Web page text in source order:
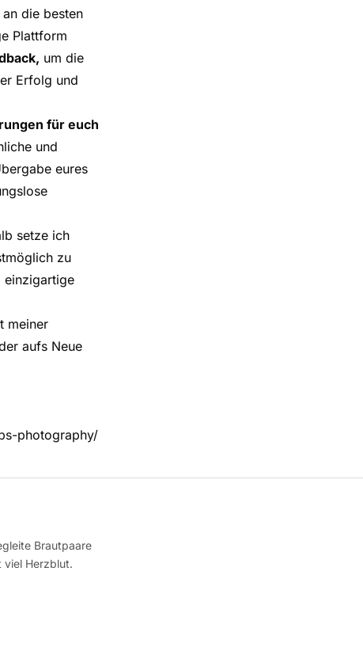
die besten
Plattform
um die
Erfolg und
für euch
und
eures
setze ich
zu
einzigartige
meiner
aufs Neue
photography/
Brautpaare
viel Herzblut.